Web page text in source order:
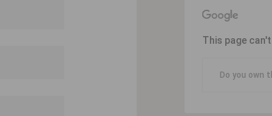
This page
Do you own